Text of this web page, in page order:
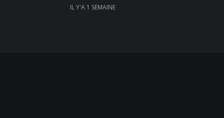
IL Y'A 1 SEMAINE